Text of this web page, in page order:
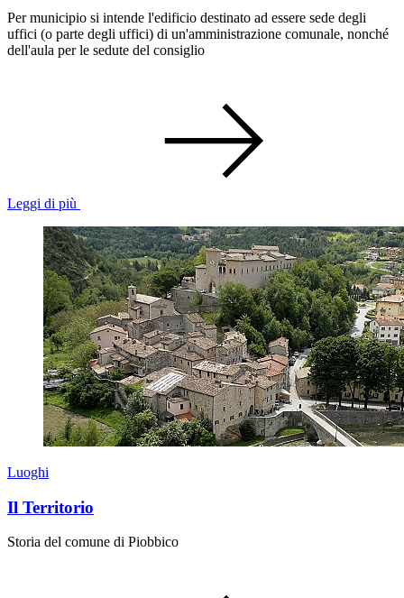
Per municipio si intende l'edificio destinato ad essere sede degli
uffici (o parte degli uffici) di un'amministrazione comunale, nonché
dell'aula per le sedute del consiglio
Leggi di più
Luoghi
Il Territorio
Storia del comune di Piobbico